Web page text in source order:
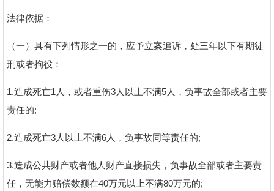
法律依据：
（一）具有下列情形之一的，应予立案追诉，处三年以下有期徒
刑或者拘役：
1.造成死亡1人，或者重伤3人以上不满5人，负事故全部或者主要
责任的;
2.造成死亡3人以上不满6人，负事故同等责任的;
3.造成公共财产或者他人财产直接损失，负事故全部或者主要责
任，无能力赔偿数额在40万元以上不满80万元的;